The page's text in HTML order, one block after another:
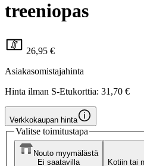
treeniopas
26,95 €
Asiakasomistajahinta
Hinta ilman S-Etukorttia: 31,70 €
Verkkokaupan hinta
Valitse toimitustapa
Nouto myymälästä
Ei saatavilla
Kotiin tai